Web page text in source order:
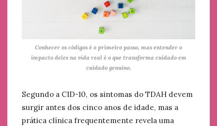
Conhecer os códigos é o primeiro passo, mas entender o
impacto deles na vida real é o que transforma cuidado em
cuidado genuíno.
Segundo a CID-10, os sintomas do TDAH devem
surgir antes dos cinco anos de idade, mas a
prática clínica frequentemente revela uma